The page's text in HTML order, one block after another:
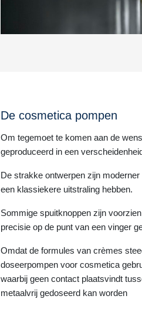
De cosmetica pompen
Om tegemoet te komen aan de
geproduceerd in een
De strakke ontwerpen zijn
een klassiekere uitstraling hebben.
Sommige spuitknoppen zijn
precisie op de punt van een vinger
Omdat de formules van crèmes
doseerpompen voor cosmetica
waarbij geen contact plaatsvindt
metaalvrij gedoseerd kan worden